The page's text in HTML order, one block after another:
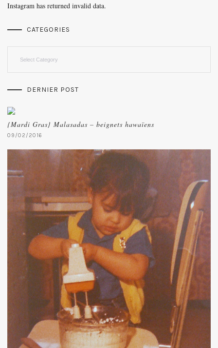
Instagram has returned invalid data.
CATEGORIES
DERNIER POST
{Mardi Gras} Malasadas – beignets hawaïens
09/02/2016